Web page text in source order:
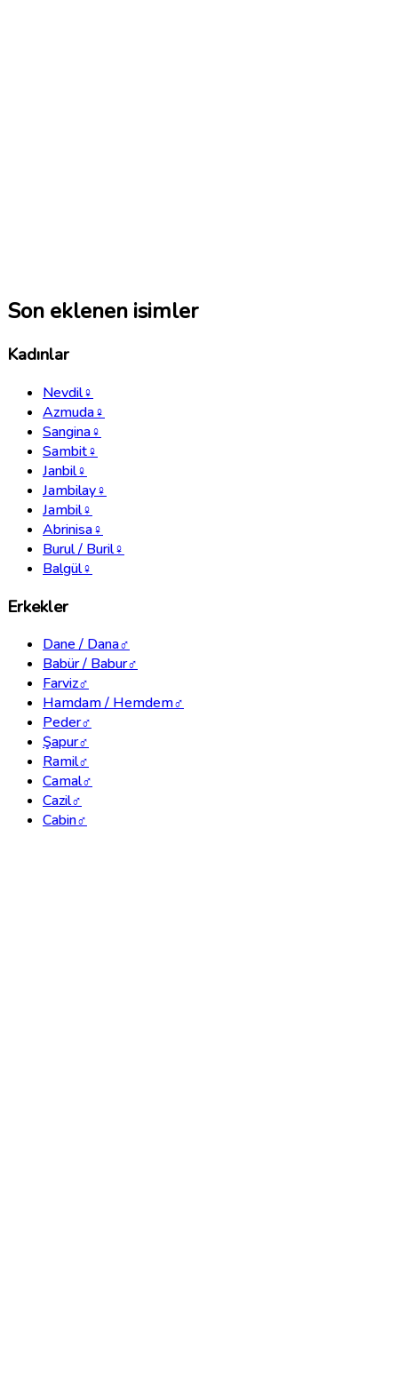
Son eklenen isimler
Kadınlar
Nevdil♀
Azmuda♀
Sangina♀
Sambit♀
Janbil♀
Jambilay♀
Jambil♀
Abrinisa♀
Burul / Buril♀
Balgül♀
Erkekler
Dane / Dana♂
Babür / Babur♂
Farviz♂
Hamdam / Hemdem♂
Peder♂
Şapur♂
Ramil♂
Camal♂
Cazil♂
Cabin♂